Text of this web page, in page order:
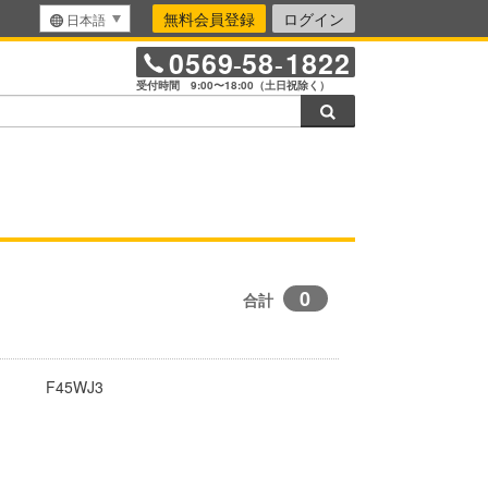
日本語 無料会員登録 ログイン
0569-58-1822
受付時間 9:00〜18:00（土日祝除く）
合計 0
F45WJ3